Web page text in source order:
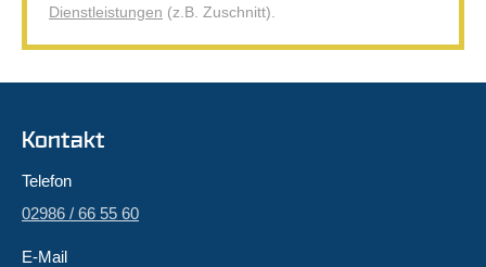
Dienstleistungen (z.B. Zuschnitt).
Kontakt
Telefon
02986 / 66 55 60
E-Mail